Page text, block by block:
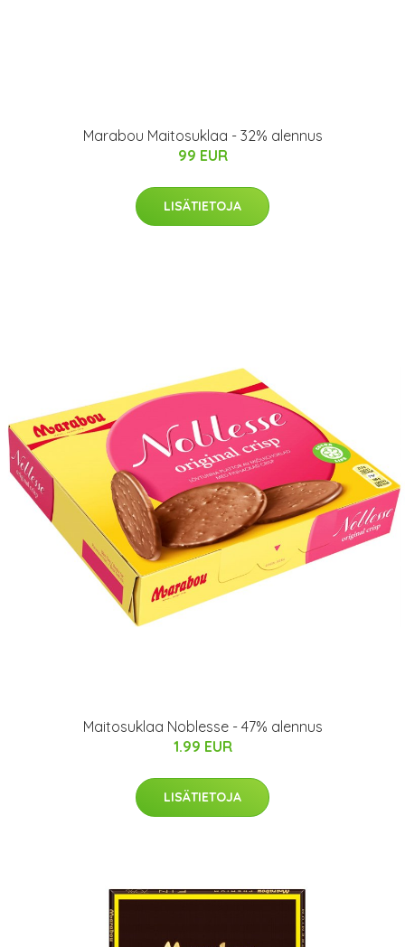
Marabou Maitosuklaa - 32% alennus
99 EUR
LISÄTIETOJA
Maitosuklaa Noblesse - 47% alennus
1.99 EUR
LISÄTIETOJA